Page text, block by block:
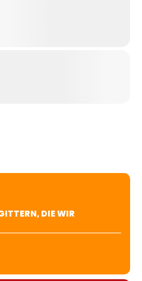
DIE WIR